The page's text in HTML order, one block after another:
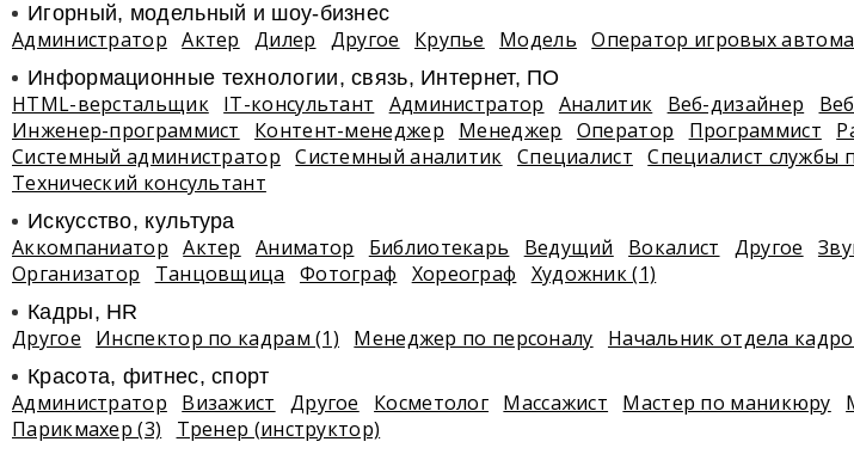
Игорный, модельный и шоу-бизнес
Администратор Актер Дилер Другое Крупье Модель Оператор игровых
Информационные технологии, связь, Интернет, ПО
HTML-верстальщик IT-консультант Администратор Аналитик Веб-дизайнер
Инженер-программист
Контент-менеджер Менеджер Оператор Программист
Системный администратор
Системный аналитик Специалист Специалист службы
Технический консультант
Искусство, культура
Аккомпаниатор Актер Аниматор Библиотекарь Ведущий Вокалист Другое
Организатор
Танцовщица Фотограф Хореограф Художник (1)
Кадры, HR
Другое Инспектор по кадрам (1) Менеджер по персоналу Начальник отдела
Красота, фитнес, спорт
Администратор Визажист Другое Косметолог Массажист Мастер по маникюру
Парикмахер (3)
Тренер (инструктор)